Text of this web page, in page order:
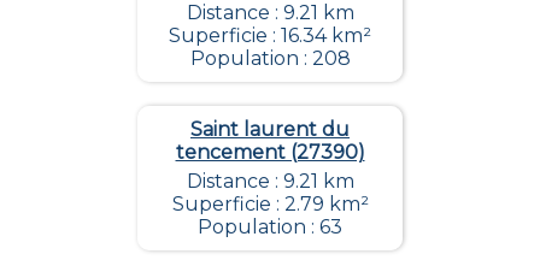
Distance : 9.21 km
Superficie : 16.34 km²
Population : 208
Saint laurent du
tencement (27390)
Distance : 9.21 km
Superficie : 2.79 km²
Population : 63